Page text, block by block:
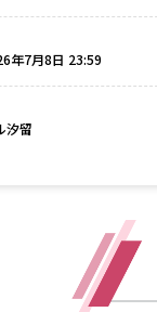
年7月8日 23:59
汐留